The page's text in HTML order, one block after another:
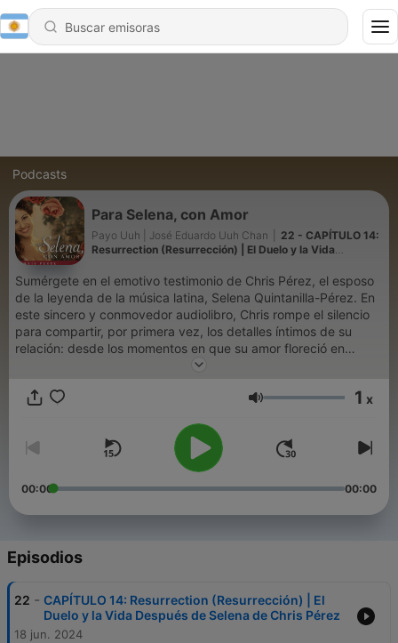
Podcasts
Para Selena, con Amor
Payo Uuh | José Eduardo Uuh Chan
22 - CAPÍTULO 14:
Resurrection (Resurrección) | El Duelo y la Vida
Sumérgete en el emotivo testimonio de Chris Pérez, el esposo
de la leyenda de la música latina, Selena Quintanilla-Pérez. En
este sincero y conmovedor audiolibro, Chris rompe el silencio
para compartir, por primera vez, los detalles íntimos de su
relación: desde los momentos en que su amor floreció en
secreto en la banda "Selena y Los Dinos", hasta los desafíos
matrimonio. "Para Selena, Con Amor" no es solo una biografía;
que ofrece una visión única de Selena: la mujer real.
Volumen 1 x
00:00 00:00
Episodios
22 - CAPÍTULO 14: Resurrection (Resurrección) | El
Duelo y la Vida Después de Selena de Chris Pérez
18 jun. 2024